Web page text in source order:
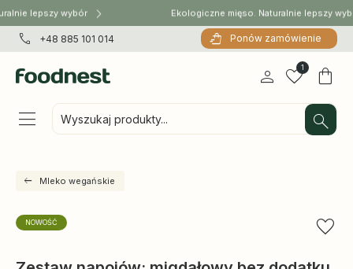
lepszy wybór Ekologiczne mięso. Naturalnie lepszy
+48 885 101 014 Ponów zamówienie
Wyszukaj produkty...
1
Mleko wegańskie
NOWOŚĆ